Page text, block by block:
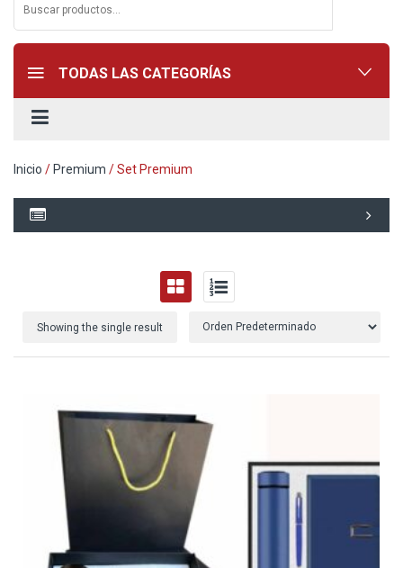
TODAS LAS CATEGORÍAS
Inicio /Premium / Set Premium
Showing the single result